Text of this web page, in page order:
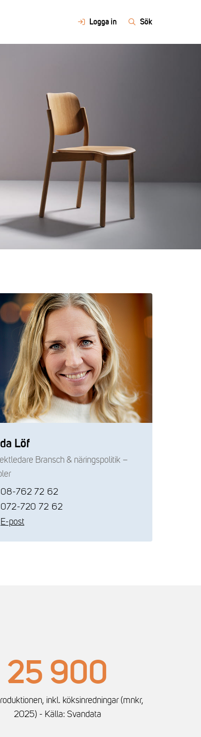
Logga in Sök
Löf
Bransch & näringspolitik –
08-762 72 62
072-720 72 62
E-post
25 900
inkl. köksinredningar (mnkr,
2025) - Källa: Svandata